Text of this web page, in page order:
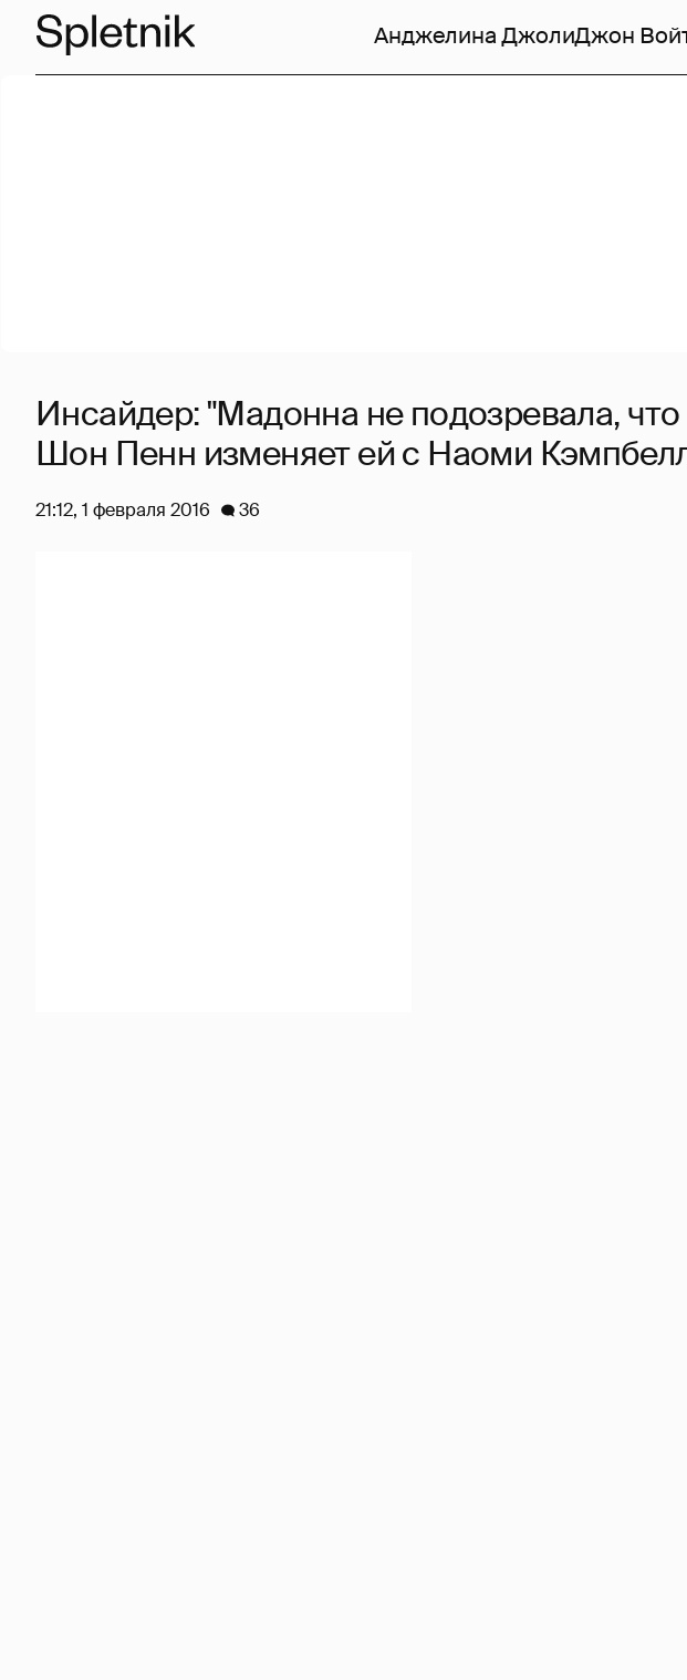
Анджелина ДжолиДжон
Инсайдер: "Мадонна не подозревала, что
Шон Пенн изменяет ей с Наоми
21:12, 1 февраля 2016 36